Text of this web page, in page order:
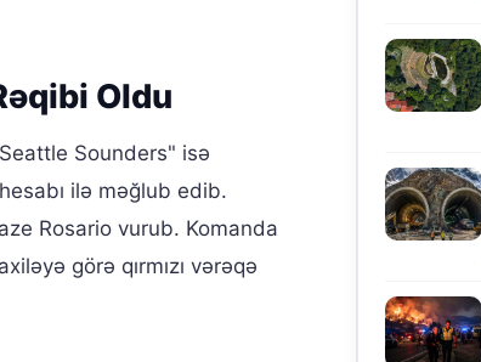
Oldu
Sounders" isə
ilə məğlub edib.
Rosario vurub. Komanda
görə qırmızı vərəqə